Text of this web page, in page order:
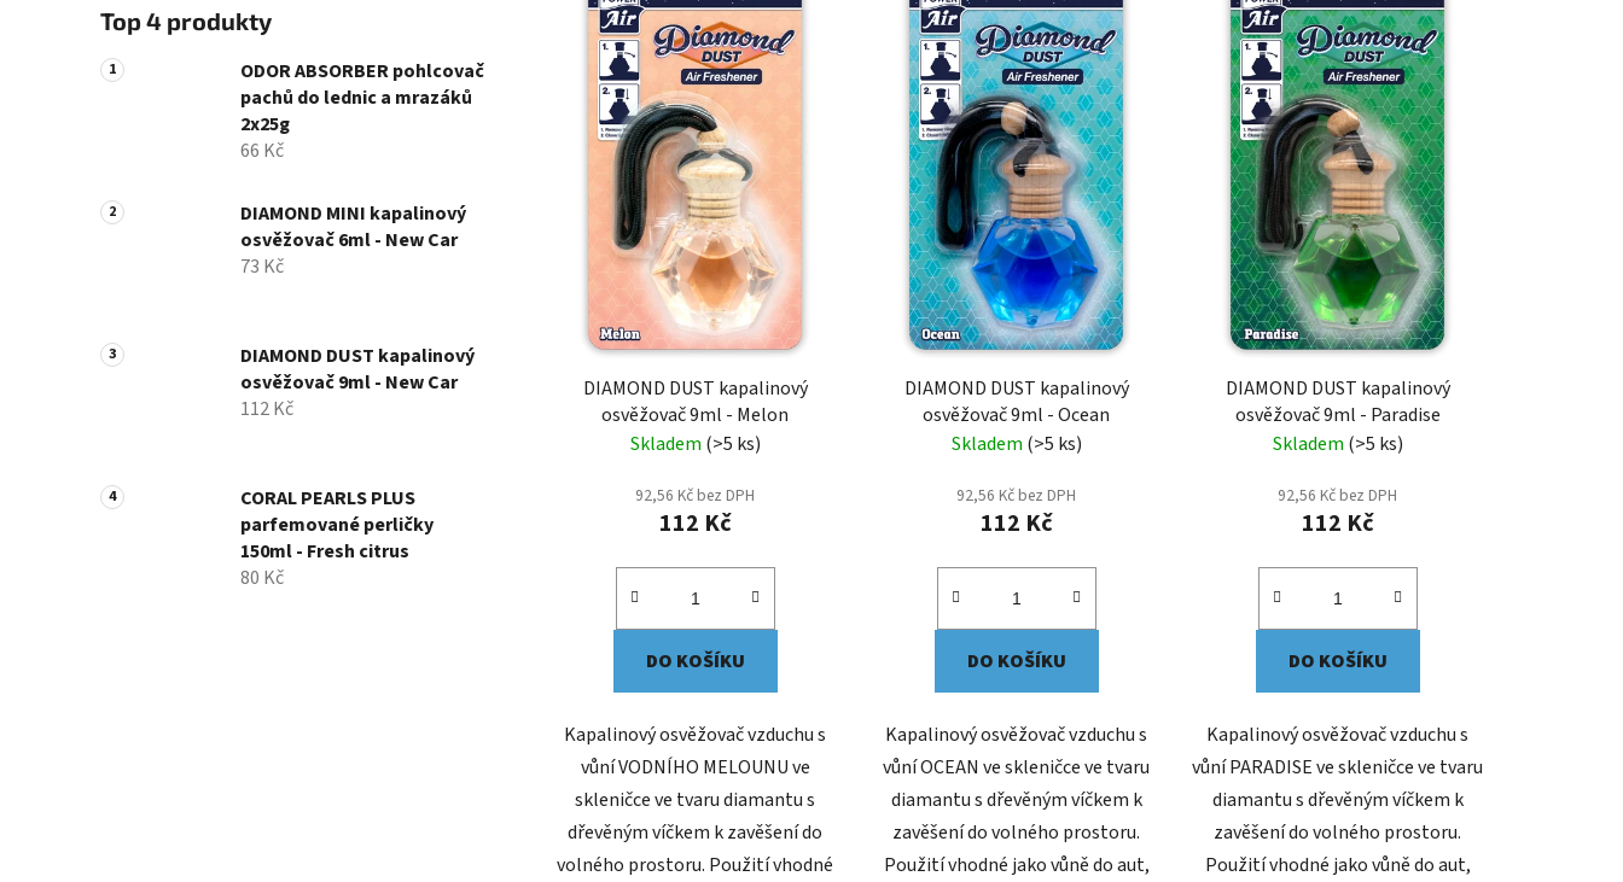
Top 4 produkty
ODOR ABSORBER pohlcovač
pachů do lednic a mrazáků
2x25g
66 Kč
DIAMOND MINI kapalinový
osvěžovač 6ml - New Car
73 Kč
DIAMOND DUST kapalinový
osvěžovač 9ml - New Car
112 Kč
CORAL PEARLS PLUS
parfemované perličky
150ml - Fresh citrus
80 Kč
DIAMOND DUST kapalinový
osvěžovač 9ml - Melon
Skladem (>5 ks)
92,56 Kč bez DPH
112 Kč
DO KOŠÍKU
Kapalinový osvěžovač vzduchu s
vůní VODNÍHO MELOUNU ve
skleničce ve tvaru diamantu s
dřevěným víčkem k zavěšení do
volného prostoru. Použití vhodné
DIAMOND DUST kapalinový
osvěžovač 9ml - Ocean
Skladem (>5 ks)
92,56 Kč bez DPH
112 Kč
DO KOŠÍKU
Kapalinový osvěžovač vzduchu s
vůní OCEAN ve skleničce ve tvaru
diamantu s dřevěným víčkem k
zavěšení do volného prostoru.
Použití vhodné jako vůně do aut,
DIAMOND DUST kapalinový
osvěžovač 9ml - Paradise
Skladem (>5 ks)
92,56 Kč bez DPH
112 Kč
DO KOŠÍKU
Kapalinový osvěžovač vzduchu s
vůní PARADISE ve skleničce ve tvaru
diamantu s dřevěným víčkem k
zavěšení do volného prostoru.
Použití vhodné jako vůně do aut,